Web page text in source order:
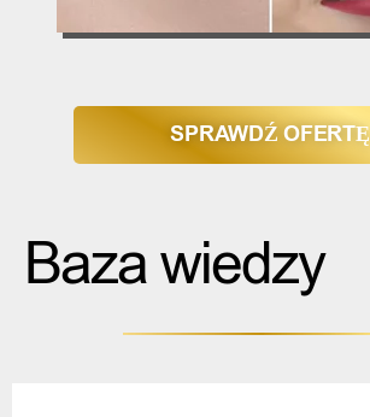
SPRAWDŹ OFERTĘ
Baza wiedzy